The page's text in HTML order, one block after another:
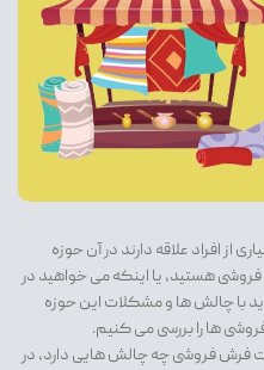
افراد علاقه دارند در آن حوزه
هستید، یا اینکه می خواهید در
با چالش ها و مشکلات این حوزه
ها را بررسی می کنیم.
فرش فروشی چه چالش هایی دارد، در